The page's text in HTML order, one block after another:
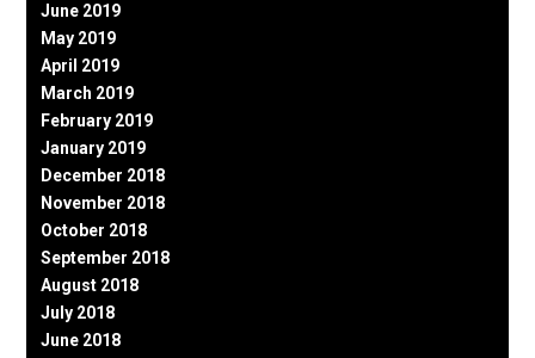
June 2019
May 2019
April 2019
March 2019
February 2019
January 2019
December 2018
November 2018
October 2018
September 2018
August 2018
July 2018
June 2018